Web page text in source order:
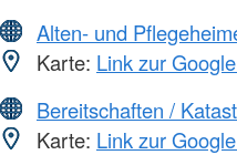
Alten- und
Karte: Link zur
Bereitschaften /
Karte: Link zur